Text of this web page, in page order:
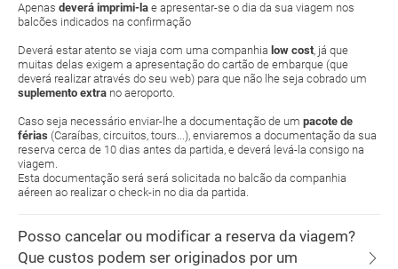
Apenas deverá imprimi-la e apresentar-se o dia da sua viagem nos
balcões indicados na confirmação
Deverá estar atento se viaja com uma companhia low cost, já que
muitas delas exigem a apresentação do cartão de embarque (que
deverá realizar através do seu web) para que não lhe seja cobrado um
suplemento extra no aeroporto.
Caso seja necessário enviar-lhe a documentação de um pacote de
férias (Caraíbas, circuitos, tours...), enviaremos a documentação da sua
reserva cerca de 10 dias antes da partida, e deverá levá-la consigo na
viagem.
Esta documentação será será solicitada no balcão da companhia
aéreen ao realizar o check-in no dia da partida.
Posso cancelar ou modificar a reserva da viagem?
Que custos podem ser originados por um